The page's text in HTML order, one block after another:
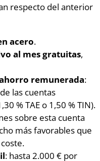
respecto del anterior
acero.
al mes gratuitas,
remunerada:
las cuentas
% TAE o 1,50 % TIN).
sobre esta cuenta
más favorables que
: hasta 2.000 € por